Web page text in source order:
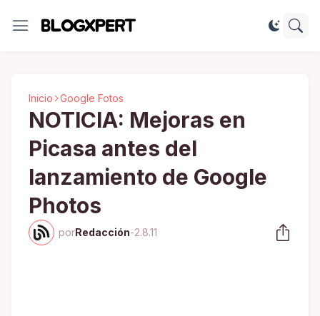
Inicio Google Fotos
NOTICIA: Mejoras en
Picasa antes del
lanzamiento de Google
Photos
porRedacción-2.8.11